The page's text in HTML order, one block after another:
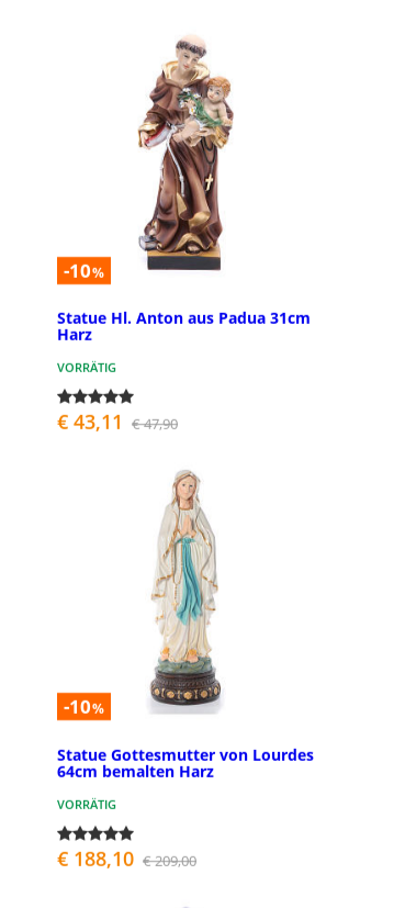
-10%
Statue Hl. Anton aus Padua 31cm
Harz
VORRÄTIG
€ 43,11 € 47,90
-10%
Statue Gottesmutter von Lourdes
64cm bemalten Harz
VORRÄTIG
€ 188,10 € 209,00